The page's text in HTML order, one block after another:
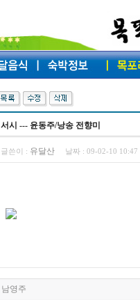
서시 --- 윤동주/낭송 전향미
글쓴이 : 유달산 날짜 : 09-02-10
남영주